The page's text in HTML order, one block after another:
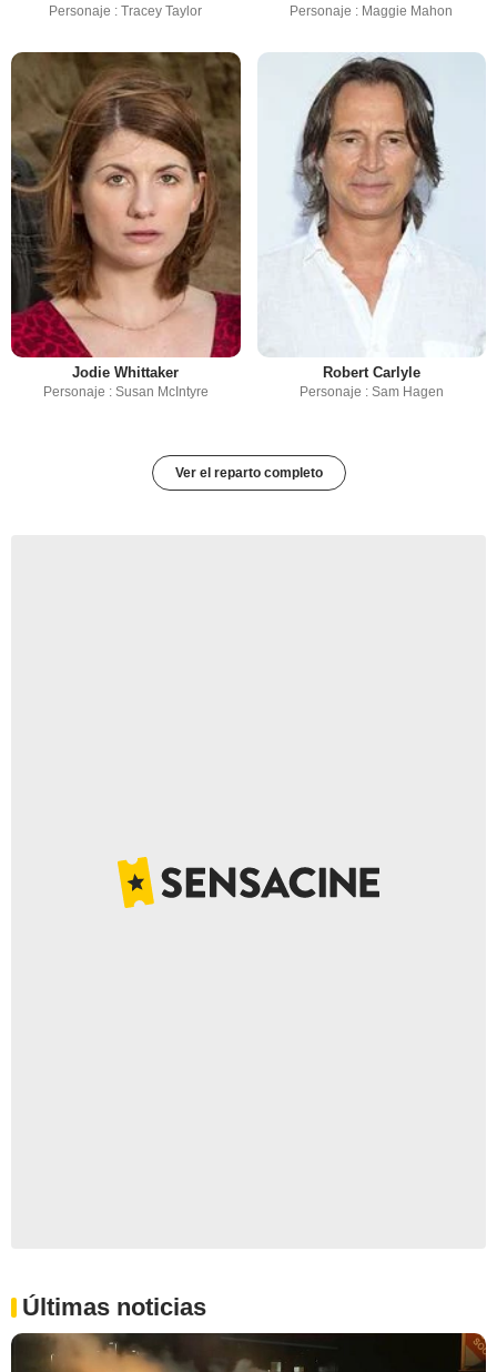
Personaje : Tracey Taylor Personaje : Maggie Mahon
Jodie Whittaker
Personaje : Susan McIntyre
Robert Carlyle
Personaje : Sam Hagen
Ver el reparto completo
Últimas noticias